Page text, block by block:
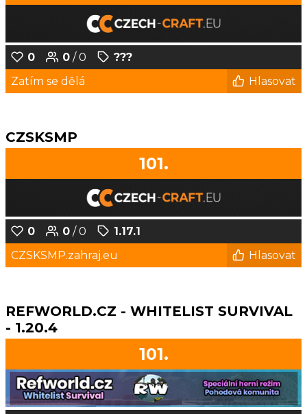
0 0 / 0
???
Zatím se dělá
Hlasovat
CZSKSMP
101.
0 0 / 0
1.17.1
CZSKSMP.zahraj.eu
Hlasovat
REFWORLD.CZ - WHITELIST SURVIVAL
- 1.20.4
101.